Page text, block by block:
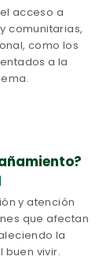
acceso a
comunitarias,
como los
a la
y atención
que afectan
la
buen vivir.